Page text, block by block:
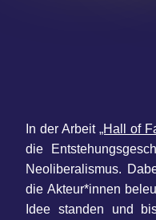
In der Arbeit „Hall of
die
Neoliberalismus.
die Akteur*innen
Idee standen und